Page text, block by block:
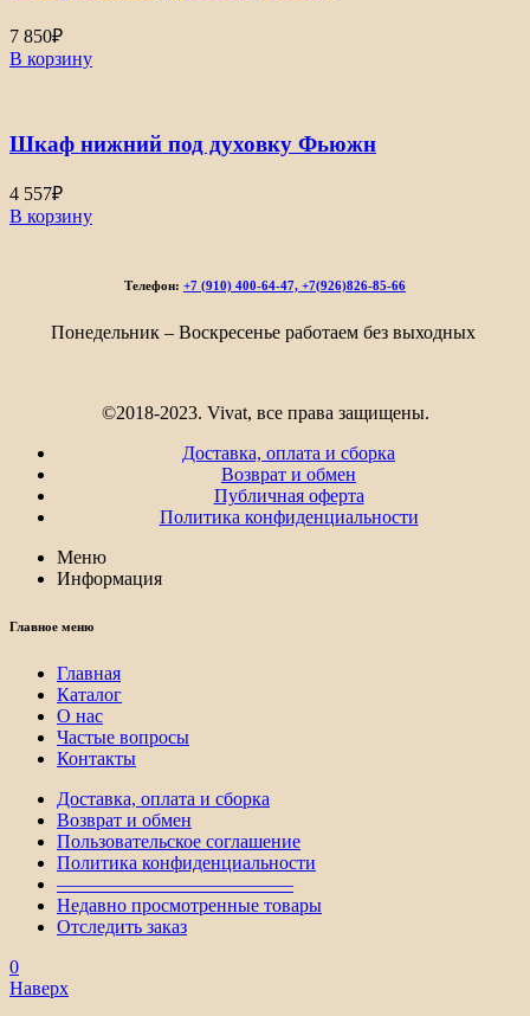
7 850₽
В корзину
Шкаф нижний под духовку Фьюжн
4 557₽
В корзину
Телефон: +7 (910) 400-64-47, +7(926)826-85-66
Понедельник – Воскресенье работаем без выходных
©2018-2023. Vivat, все права защищены.
Доставка, оплата и сборка
Возврат и обмен
Публичная оферта
Политика конфиденциальности
Меню
Информация
Главное меню
Главная
Каталог
О нас
Частые вопросы
Контакты
Доставка, оплата и сборка
Возврат и обмен
Пользовательское соглашение
Политика конфиденциальности
————————————–
Недавно просмотренные товары
Отследить заказ
0
Наверх